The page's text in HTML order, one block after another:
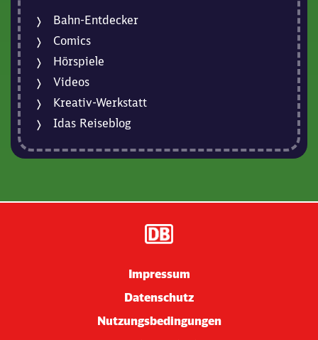
Bahn-Entdecker
Comics
Hörspiele
Videos
Kreativ-Werkstatt
Idas Reiseblog
Impressum
Datenschutz
Nutzungsbedingungen